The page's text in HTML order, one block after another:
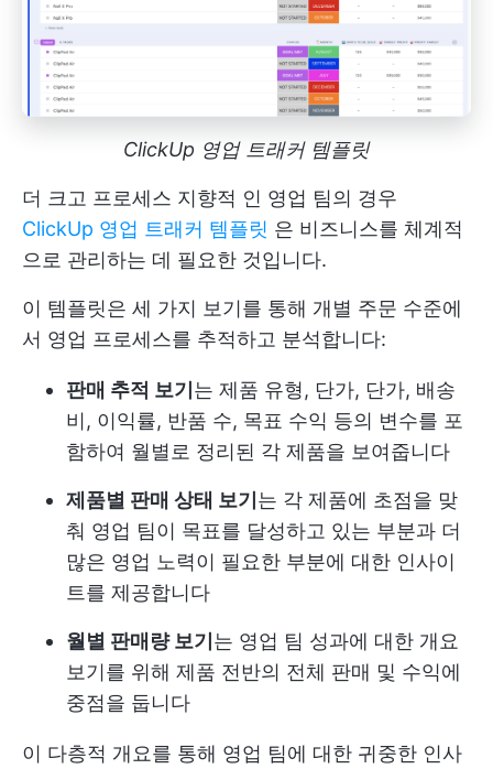
ClickUp 영업 트래커 템플릿
더 크고 프로세스 지향적 인 영업 팀의 경우
ClickUp 영업 트래커 템플릿 은 비즈니스를 체계적
으로 관리하는 데 필요한 것입니다.
이 템플릿은 세 가지 보기를 통해 개별 주문 수준에
서 영업 프로세스를 추적하고 분석합니다:
판매 추적 보기 는 제품 유형, 단가, 단가, 배송
비, 이익률, 반품 수, 목표 수익 등의 변수를 포
함하여 월별로 정리된 각 제품을 보여줍니다
제품별 판매 상태 보기 는 각 제품에 초점을 맞
춰 영업 팀이 목표를 달성하고 있는 부분과 더
많은 영업 노력이 필요한 부분에 대한 인사이
트를 제공합니다
월별 판매량 보기 는 영업 팀 성과에 대한 개요
보기를 위해 제품 전반의 전체 판매 및 수익에
중점을 둡니다
이 다층적 개요를 통해 영업 팀에 대한 귀중한 인사